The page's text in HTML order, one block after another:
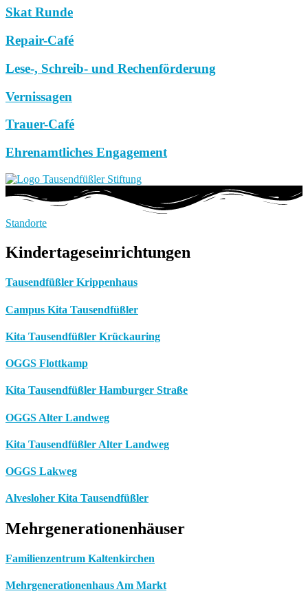
Skat Runde
Repair-Café
Lese-, Schreib- und Rechenförderung
Vernissagen
Trauer-Café
Ehrenamtliches Engagement
Standorte
Kindertageseinrichtungen
Tausendfüßler Krippenhaus
Campus Kita Tausendfüßler
Kita Tausendfüßler Krückauring
OGGS Flottkamp
Kita Tausendfüßler Hamburger Straße
OGGS Alter Landweg
Kita Tausendfüßler Alter Landweg
OGGS Lakweg
Alvesloher Kita Tausendfüßler
Mehrgenerationenhäuser
Familienzentrum Kaltenkirchen
Mehrgenerationenhaus Am Markt